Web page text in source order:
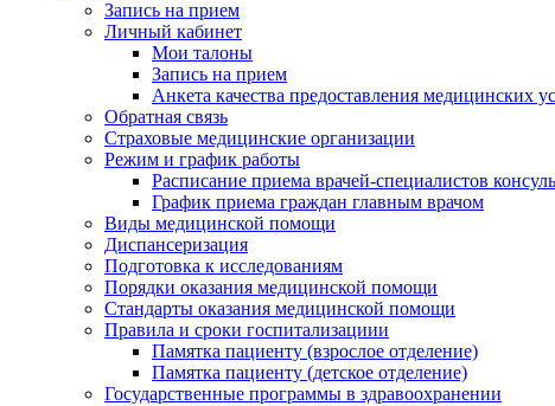
Запись на прием
Личный кабинет
Мои талоны
Запись на прием
Анкета качества предоставления медицинских
Обратная связь
Страховые медицинские организации
Режим и график работы
Расписание приема врачей-специалистов
График приема граждан главным врачом
Виды медицинской помощи
Диспансеризация
Подготовка к исследованиям
Порядки оказания медицинской помощи
Стандарты оказания медицинской помощи
Правила и сроки госпитализациии
Памятка пациенту (взрослое отделение)
Памятка пациенту (детское отделение)
Государственные программы в здравоохранении